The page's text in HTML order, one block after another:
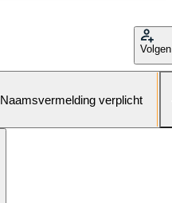
Volgen
Naamsvermelding verplicht